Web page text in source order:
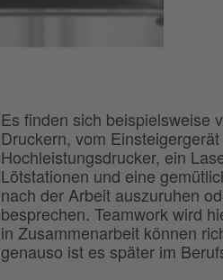
Es finden sich beispielsweise
Druckern, vom
Hochleistungsdrucker, ein
Lötstationen und eine
nach der Arbeit auszuruhen
besprechen. Teamwork wird
in Zusammenarbeit können
genauso ist es später im